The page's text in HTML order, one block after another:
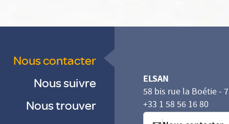
Nous contacter
Nous suivre
Nous trouver
ELSAN
58 bis rue la Boétie -
+33 1 58 56 16 80